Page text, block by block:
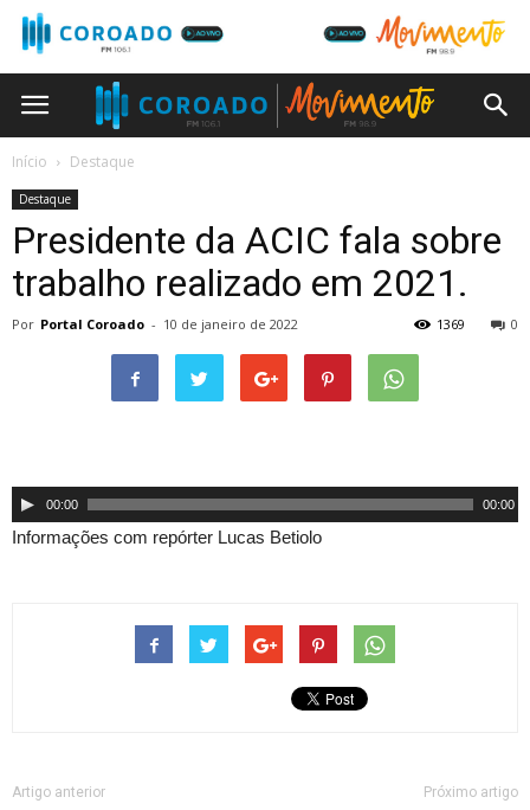
Início Destaque
Destaque
Presidente da ACIC fala sobre
trabalho realizado em 2021.
Por Portal Coroado - 10 de janeiro de 2022 0
1369
Tocador
de
00:00 00:00
Informações com repórter Lucas Betiolo
Artigo anterior Próximo artigo